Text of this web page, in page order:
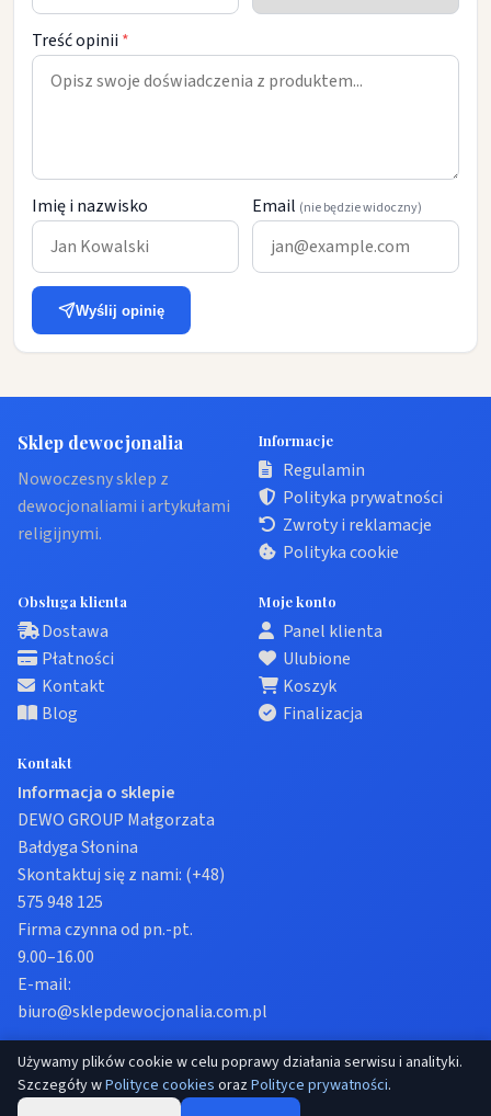
Treść opinii *
Imię i nazwisko Email (nie będzie widoczny)
Wyślij opinię
Sklep dewocjonalia
Nowoczesny sklep z
dewocjonaliami i artykułami
religijnymi.
Informacje
Regulamin
Polityka prywatności
Zwroty i reklamacje
Polityka cookie
Obsługa klienta
Dostawa
Płatności
Kontakt
Blog
Moje konto
Panel klienta
Ulubione
Koszyk
Finalizacja
Kontakt
Informacja o sklepie
DEWO GROUP Małgorzata
Bałdyga Słonina
Skontaktuj się z nami: (+48)
575 948 125
Firma czynna od pn.-pt.
9.00–16.00
E-mail:
biuro@sklepdewocjonalia.com.pl
© 2026 Sklep dewocjonalia. Wszelkie prawa zastrzeżone.
Prywatność
Regulamin Ustawienia cookies
Używamy plików cookie w celu poprawy działania serwisu i analityki.
Szczegóły wPolityce cookies orazPolityce prywatności.